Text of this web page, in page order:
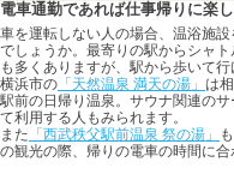
電車通勤であれば仕事帰りに楽
車を運転しない人の場合、温浴施
でしょうか。最寄りの駅からシャ
も多くありますが、駅から歩いて
横浜市の 「天然温泉 満天の湯」 は
駅前の日帰り温泉。サウナ関連の
て利用する人もみられます。
また 「西武秩父駅前温泉 祭の湯」
の観光の際、帰りの電車の時間に